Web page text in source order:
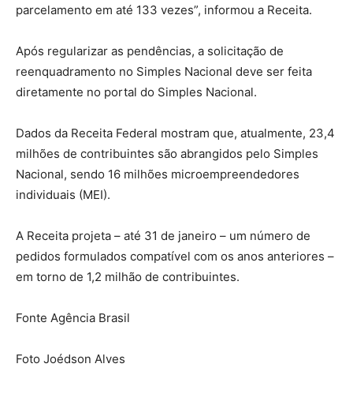
parcelamento em até 133 vezes”, informou a Receita.
Após regularizar as pendências, a solicitação de
reenquadramento no Simples Nacional deve ser feita
diretamente no portal do Simples Nacional.
Dados da Receita Federal mostram que, atualmente, 23,4
milhões de contribuintes são abrangidos pelo Simples
Nacional, sendo 16 milhões microempreendedores
individuais (MEI).
A Receita projeta – até 31 de janeiro – um número de
pedidos formulados compatível com os anos anteriores –
em torno de 1,2 milhão de contribuintes.
Fonte Agência Brasil
Foto Joédson Alves